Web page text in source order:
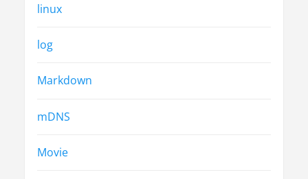
linux
log
Markdown
mDNS
Movie